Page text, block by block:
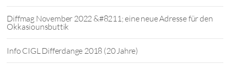
Diffmag November 2022 &#8211; eine neue Adresse für den
Okkasiounsbuttik
Info CIGL Differdange 2018 (20 Jahre)